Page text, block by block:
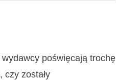
poświęcają trochę
zostały